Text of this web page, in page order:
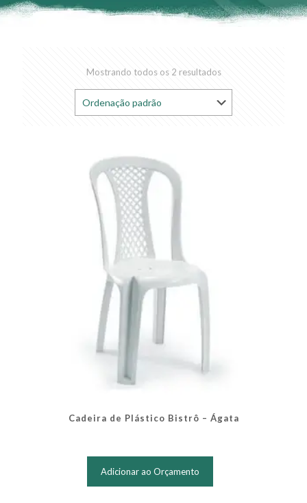
Mostrando todos os 2 resultados
Cadeira de Plástico Bistrô – Ágata
Adicionar ao Orçamento